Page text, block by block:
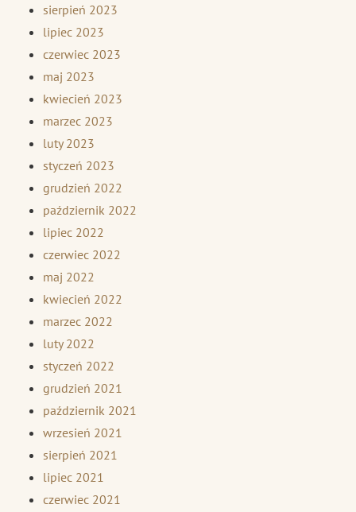
sierpień 2023
lipiec 2023
czerwiec 2023
maj 2023
kwiecień 2023
marzec 2023
luty 2023
styczeń 2023
grudzień 2022
październik 2022
lipiec 2022
czerwiec 2022
maj 2022
kwiecień 2022
marzec 2022
luty 2022
styczeń 2022
grudzień 2021
październik 2021
wrzesień 2021
sierpień 2021
lipiec 2021
czerwiec 2021